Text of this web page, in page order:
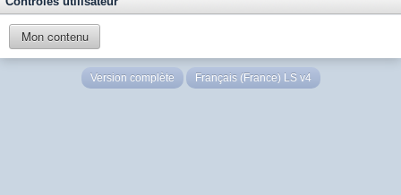
Mon contenu
Version complète Français (France) LS v4